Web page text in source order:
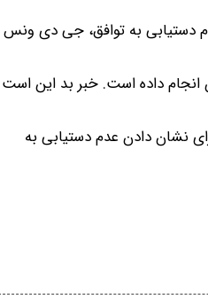
دستیابی به توافق، جی ‌دی ونس
داده است. خبر بد این است
نشان دادن عدم دستیابی به